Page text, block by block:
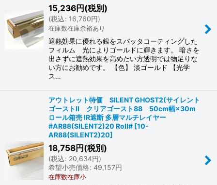
15,236円(税別)
(税込: 16,760円)
在庫数在庫余裕あり
遮熱効果に優れる銀をスパッタコーティングした
フィルム 光によりゴールドに輝きます。 暗さを
出さずに遮熱効果を高めたい方透明では物足りな
い方にお勧めです。 【色】 淡ゴールド 【光学
ス…
アウトレット特価 SILENT GHOST2(サイレント
ゴーストII クリアゴースト88 50cm幅×30m
ロール箱売 IR遮断 多層マルチレイヤー
#AR88(SILENT2)20 Roll# [10-
AR88(SILENT2)20]
18,758円(税別)
(税込: 20,634円)
希望小売価格: 49,157円
在庫数在庫小